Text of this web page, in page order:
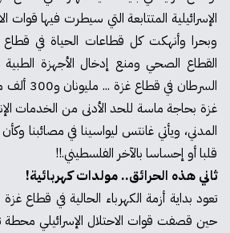
الإسرائيلية المتتابعة التي سيطرت فيها قوات
وبحرا وأنهكت كل قطاعات الحياة في
القطاع الصحي ومنع إدخال الأجهزة
السرطان
غزة بحاجة ماسة للحد الأدنى من الخدمات
المدني، ويأتي غانتس ليواسينا في مصائبنا وكأن
قلبا أو إحساسا بالآخر الفلسطيني.!!
ثاني هذه الحرائق.. مولدات كهربائية!
حين قصفت قوات الاحتلال الإسرائيلي محطة